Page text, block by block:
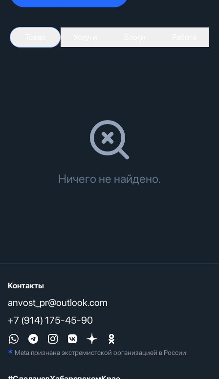
Ничего не найдено.
Контакты
anvost_pr@outlook.com
+7 (914) 175-45-90
* Meta признана экстремистcкой организацией в России